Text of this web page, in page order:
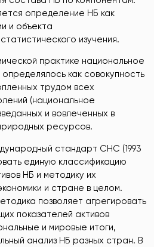
определение НБ как
и объекта
изучения.
практике национальное
как совокупность
трудом всех
(национальное
и вовлеченных в
ресурсов.
стандарт СНС (1993
единую классификацию
НБ и методику их
и стране в целом.
позволяет агрегировать
показателей активов
и мировые итоги,
анализ НБ разных стран. В